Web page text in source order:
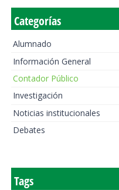
Categorías
Alumnado
Información General
Contador Público
Investigación
Noticias institucionales
Debates
Tags